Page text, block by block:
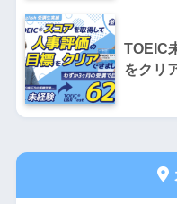
TOEIC
をクリ